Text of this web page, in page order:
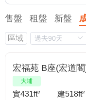
售盤 租盤 新盤
區域
大埔
宏福苑 B座(宏道
實431ft² 建518ft²